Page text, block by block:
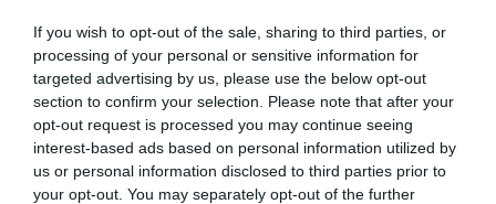
If you wish to opt-out of the sale, sharing to third parties, or
processing of your personal or sensitive information for
targeted advertising by us, please use the below opt-out
section to confirm your selection. Please note that after your
opt-out request is processed you may continue seeing
interest-based ads based on personal information utilized by
us or personal information disclosed to third parties prior to
your opt-out. You may separately opt-out of the further
Estigues informat amb les últimes notícies d'actualitat
ACTIVAR ARA